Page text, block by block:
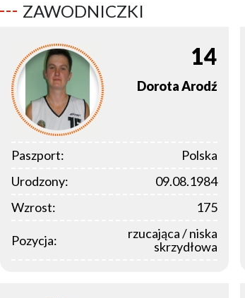
ZAWODNICZKI
14
DorotaArodź
Paszport:
Polska
Urodzony:
09.08.1984
Wzrost:
175
Pozycja:
rzucająca / niska
skrzydłowa